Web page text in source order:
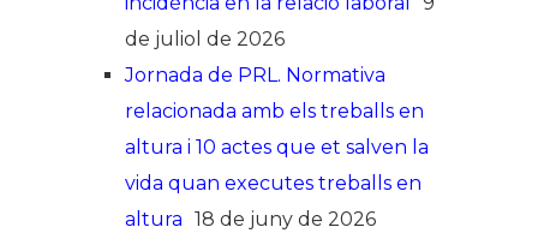
de juliol de 2026
Jornada de PRL. Normativa
relacionada amb els treballs en
altura i 10 actes que et salven la
vida quan executes treballs en
altura 18 de juny de 2026